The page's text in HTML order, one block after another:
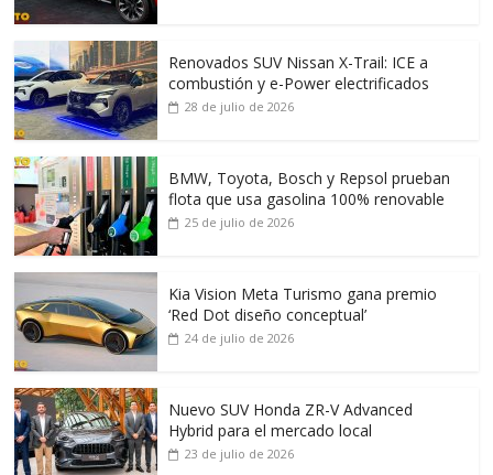
Renovados SUV Nissan X-Trail: ICE a
combustión y e-Power electrificados
28 de julio de 2026
BMW, Toyota, Bosch y Repsol prueban
flota que usa gasolina 100% renovable
25 de julio de 2026
Kia Vision Meta Turismo gana premio
‘Red Dot diseño conceptual’
24 de julio de 2026
Nuevo SUV Honda ZR-V Advanced
Hybrid para el mercado local
23 de julio de 2026